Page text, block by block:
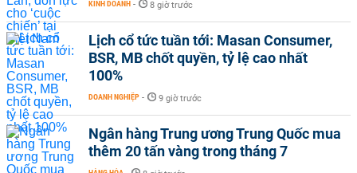
KINH DOANH - 8 giờ trước
Lịch cổ tức tuần tới: Masan Consumer,
BSR, MB chốt quyền, tỷ lệ cao nhất
100%
DOANH NGHIỆP - 9 giờ trước
Ngân hàng Trung ương Trung Quốc mua
thêm 20 tấn vàng trong tháng 7